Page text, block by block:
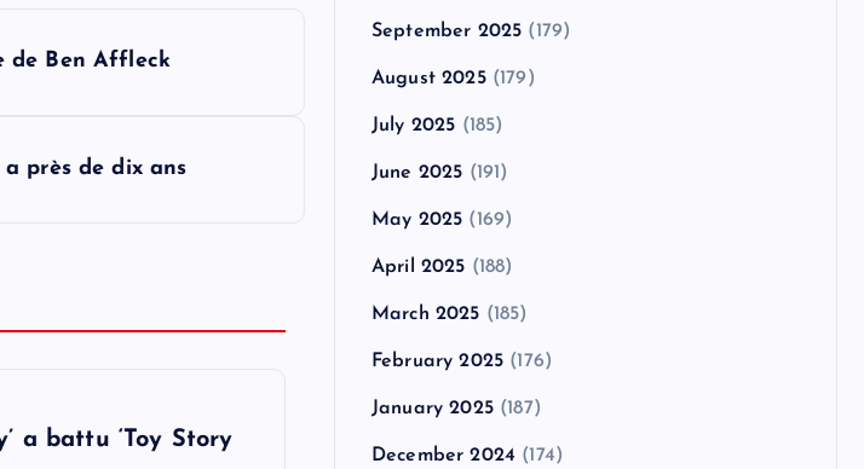
de Ben Affleck
près de dix ans
a battu ‘Toy Story
September 2025 (179)
August 2025(179)
July 2025 (185)
June 2025 (191)
May 2025 (169)
April 2025 (188)
March 2025 (185)
February 2025 (176)
January 2025(187)
December 2024 (174)